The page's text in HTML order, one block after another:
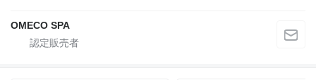
OMECO SPA